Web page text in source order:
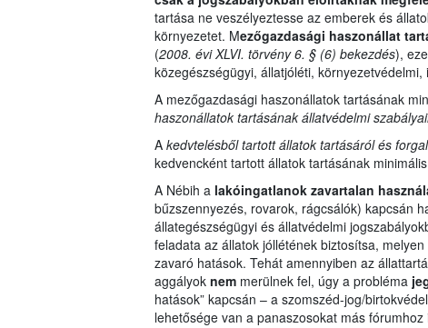
tartása ne veszélyeztesse az emberek és
környezetet. Mezőgazdasági haszonállat
(2008. évi XLVI. törvény 6. § (6) bekezdés),
közegészségügyi, állatjóléti,
A mezőgazdasági haszonállatok tartásának
haszonállatok tartásának állatvédelmi
A kedvtelésből tartott állatok tartásáról és
kedvencként tartott állatok tartásának
A Nébih a lakóingatlanok zavartalan
bűzszennyezés, rovarok, rágcsálók) kapcsán
állategészségügyi és állatvédelmi
feladata az állatok jóllétének biztosítsa,
zavaró hatások. Tehát amennyiben az
aggályok nemmerülnek fel, úgy a probléma
hatások” kapcsán – a szomszéd-jog/
lehetősége van a panaszosokat más fórumhoz